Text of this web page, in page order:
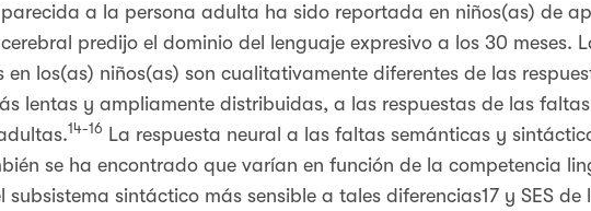
a la persona adulta ha sido reportada en niños(as) de
predijo el dominio del lenguaje expresivo a los 30 meses.
en los(as) niños(as) son cualitativamente diferentes de las
lentas y ampliamente distribuidas, a las respuestas de las
14-16 La respuesta neural a las faltas semánticas y
se ha encontrado que varían en función de la competencia
subsistema sintáctico más sensible a tales diferencias17 y SES